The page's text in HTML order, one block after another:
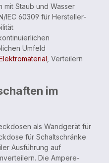
mit Staub und Wasser
IEC 60309 für Hersteller-
Umfeld
, Verteilern
im
als Wandgerät für
für Schaltschränke
Ausführung auf
Die Ampere-